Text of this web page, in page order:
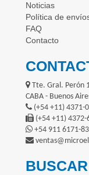
Noticias
Política de
FAQ
Contacto
Tte. Gral. Perón
CABA - Buenos
(+54 +11) 4371-
(+54 +11) 4372-
+54 911 6171-
BUSCAR